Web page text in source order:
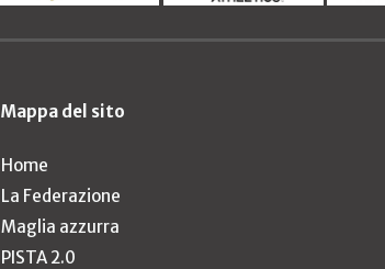
Mappa del sito
Home
La Federazione
Maglia azzurra
PISTA 2.0